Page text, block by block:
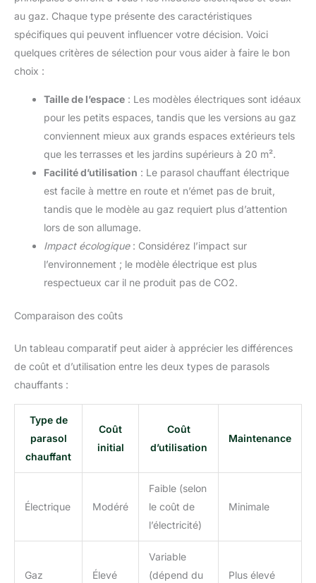
au gaz. Chaque type présente des caractéristiques
spécifiques qui peuvent influencer votre décision. Voici
quelques critères de sélection pour vous aider à faire le bon
choix :
Taille de l’espace : Les modèles électriques sont idéaux
pour les petits espaces, tandis que les versions au gaz
conviennent mieux aux grands espaces extérieurs tels
que les terrasses et les jardins supérieurs à 20 m².
Facilité d’utilisation : Le parasol chauffant électrique
est facile à mettre en route et n’émet pas de bruit,
tandis que le modèle au gaz requiert plus d’attention
lors de son allumage.
Impact écologique: Considérez l’impact sur
l’environnement ; le modèle électrique est plus
respectueux car il ne produit pas de CO2.
Comparaison des coûts
Un tableau comparatif peut aider à apprécier les différences
de coût et d’utilisation entre les deux types de parasols
chauffants :
Type de
parasol
chauffant
Coût
initial
Coût
d’utilisation
Maintenance
Électrique Modéré
Faible (selon
le coût de
l’électricité)
Minimale
Gaz Élevé
Variable
(dépend du
Plus élevé